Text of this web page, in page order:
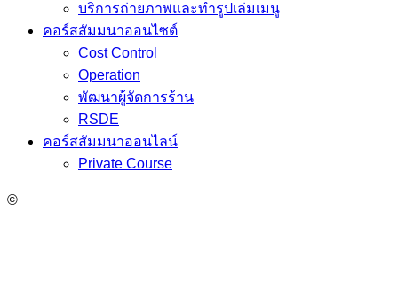
บริการถ่ายภาพและทำรูปเล่มเมนู
คอร์สสัมมนาออนไซต์
Cost Control
Operation
พัฒนาผู้จัดการร้าน
RSDE
คอร์สสัมมนาออนไลน์
Private Course
©